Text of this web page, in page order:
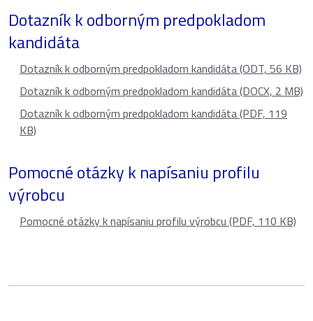
Dotazník k odborným predpokladom
kandidáta
Dotazník k odborným predpokladom kandidáta (ODT, 56 KB)
Dotazník k odborným predpokladom kandidáta (DOCX, 2 MB)
Dotazník k odborným predpokladom kandidáta (PDF, 119
KB)
Pomocné otázky k napísaniu profilu
výrobcu
Pomocné otázky k napísaniu profilu výrobcu (PDF, 110 KB)